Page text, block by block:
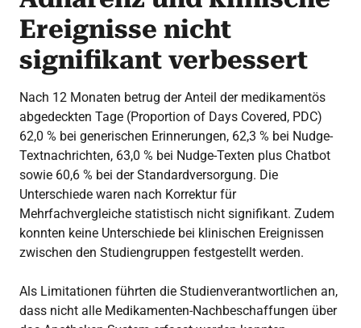
Ereignisse nicht
signifikant verbessert
Nach 12 Monaten betrug der Anteil der medikamentös
abgedeckten Tage (Proportion of Days Covered, PDC)
62,0 % bei generischen Erinnerungen, 62,3 % bei Nudge-
Textnachrichten, 63,0 % bei Nudge-Texten plus Chatbot
sowie 60,6 % bei der Standardversorgung. Die
Unterschiede waren nach Korrektur für
Mehrfachvergleiche statistisch nicht signifikant. Zudem
konnten keine Unterschiede bei klinischen Ereignissen
zwischen den Studiengruppen festgestellt werden.
Als Limitationen führten die Studienverantwortlichen an,
dass nicht alle Medikamenten-Nachbeschaffungen über